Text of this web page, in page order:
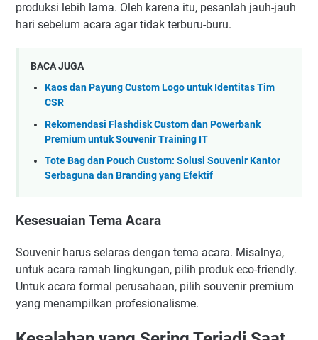
produksi lebih lama. Oleh karena itu, pesanlah jauh-jauh
hari sebelum acara agar tidak terburu-buru.
BACA JUGA
Kaos dan Payung Custom Logo untuk Identitas Tim
CSR
Rekomendasi Flashdisk Custom dan Powerbank
Premium untuk Souvenir Training IT
Tote Bag dan Pouch Custom: Solusi Souvenir Kantor
Serbaguna dan Branding yang Efektif
Kesesuaian Tema Acara
Souvenir harus selaras dengan tema acara. Misalnya,
untuk acara ramah lingkungan, pilih produk eco-friendly.
Untuk acara formal perusahaan, pilih souvenir premium
yang menampilkan profesionalisme.